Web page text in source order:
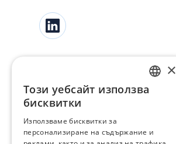
BULGARIAN
×
Този уебсайт използва
бисквитки
Използваме бисквитки за
персонализиране на съдържание и